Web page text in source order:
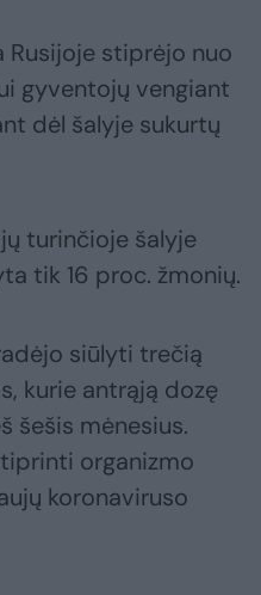
stiprėjo nuo
gyventojų vengiant
dėl šalyje sukurtų
turinčioje šalyje
tik 16 proc. žmonių.
siūlyti trečią
kurie antrąją dozę
šešis mėnesius.
organizmo
koronaviruso